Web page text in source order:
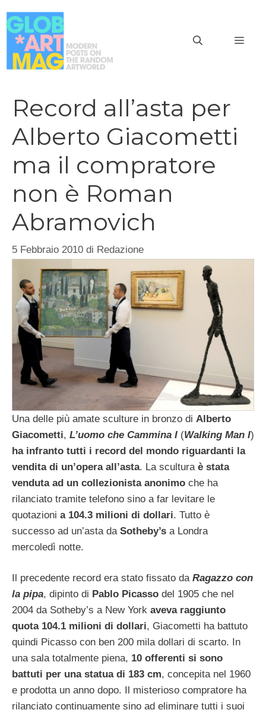
al
contenuto
Record all’asta per
Alberto Giacometti
ma il compratore
non è Roman
Abramovich
5 Febbraio 2010 di Redazione
Una delle più amate sculture in bronzo di Alberto
Giacometti, L’uomo che Cammina I (Walking Man I)
ha infranto tutti i record del mondo riguardanti la
vendita di un’opera all’asta. La scultura è stata
venduta ad un collezionista anonimo che ha
rilanciato tramite telefono sino a far levitare le
quotazioni a 104.3 milioni di dollari. Tutto è
successo ad un’asta da Sotheby’s a Londra
mercoledì notte.
Il precedente record era stato fissato daRagazzo con
la pipa, dipinto di Pablo Picasso del 1905 che nel
2004 da Sotheby’s a New York aveva raggiunto
quota 104.1 milioni di dollari, Giacometti ha battuto
quindi Picasso con ben 200 mila dollari di scarto. In
una sala totalmente piena, 10 offerenti si sono
battuti per una statua di 183 cm, concepita nel 1960
e prodotta un anno dopo. Il misterioso compratore ha
rilanciato continuamente sino ad eliminare tutti i suoi